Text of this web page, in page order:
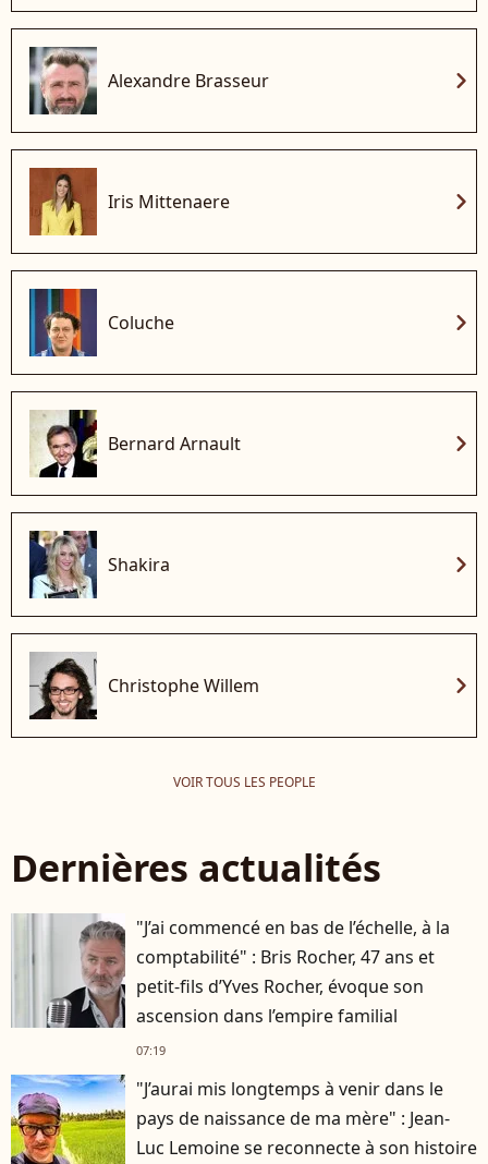
Alexandre Brasseur chevron_right
Iris Mittenaere chevron_right
Coluche chevron_right
Bernard Arnault chevron_right
Shakira chevron_right
Christophe Willem chevron_right
VOIR TOUS LES PEOPLE
Dernières actualités
"J’ai commencé en bas de l’échelle, à la
comptabilité" : Bris Rocher, 47 ans et
petit-fils d’Yves Rocher, évoque son
ascension dans l’empire familial
07:19
"J’aurai mis longtemps à venir dans le
pays de naissance de ma mère" : Jean-
Luc Lemoine se reconnecte à son histoire